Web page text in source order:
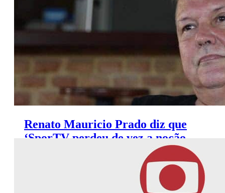
Renato Mauricio Prado diz que
‘SporTV perdeu de vez a noção